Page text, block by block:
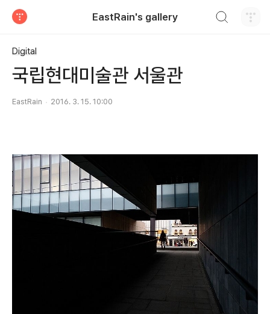
EastRain's gallery
Digital
국립현대미술관 서울관
EastRain 2016. 3. 15. 10:00